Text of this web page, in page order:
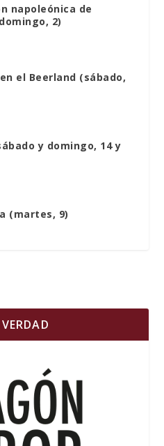
napoleónica de
2)
el Beerland (sábado,
y domingo, 14 y
(martes, 9)